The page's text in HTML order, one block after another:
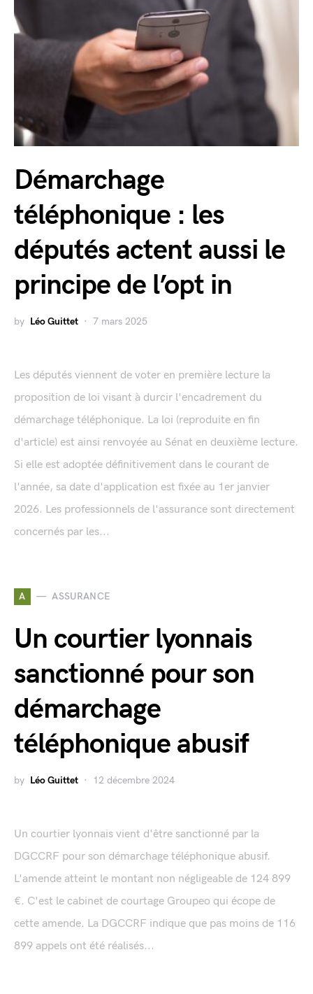
Démarchage
téléphonique : les
députés actent aussi le
principe de l’opt in
by Léo Guittet 7 mars 2025
Les députés viennent de voter en première lecture la
proposition de loi visant à durcir l'encadrement du
démarchage téléphonique. La loi (reproduite en fin
d'article) est ainsi renvoyée au Sénat en deuxième lecture.
Si elle est adoptée définitivement dans le courant de
l'année, sa date d'application est fixée au 1er janvier
2026. Les professionnels de l'assurance sont directement
concernés par les...
A ASSURANCE
Un courtier lyonnais
sanctionné pour son
démarchage
téléphonique abusif
by Léo Guittet 12 décembre 2024
Un courtier lyonnais vient d'être sanctionné par la
DGCCRF pour son démarchage téléphonique abusif.
L'amende atteint le montant non négligeable de 124 899
€. C'est le cabinet de courtage Groupeo qui écope de
cette amende. La DGCCRF indique que pas moins de 116
899 appels ont été réalisés...